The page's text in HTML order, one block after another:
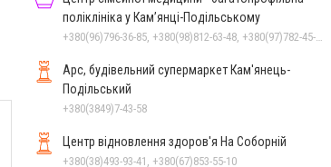
поліклініка у Кам’янці-Подільському
+380(96)796-36-85, +380(98)812-63-48, +380(97)782-45-70
Арс, будівельний супермаркет Кам'янець-
Подільський
+380(3849)7-43-58
Центр відновлення здоров'я На Соборній
+380(38)493-93-41, +380(67)853-55-10